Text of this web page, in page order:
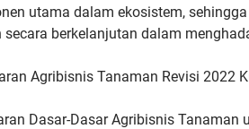
utama dalam ekosistem,
secara berkelanjutan dalam
Agribisnis Tanaman Revisi 2022
Dasar-Dasar Agribisnis Tanaman